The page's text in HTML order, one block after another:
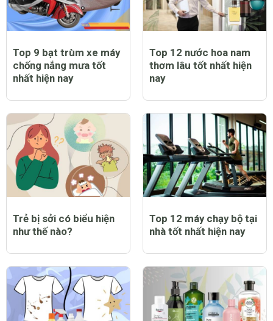
Top 9 bạt trùm xe máy
chống nắng mưa tốt
nhất hiện nay
Top 12 nước hoa nam
thơm lâu tốt nhất hiện
nay
Trẻ bị sởi có biểu hiện
như thế nào?
Top 12 máy chạy bộ tại
nhà tốt nhất hiện nay